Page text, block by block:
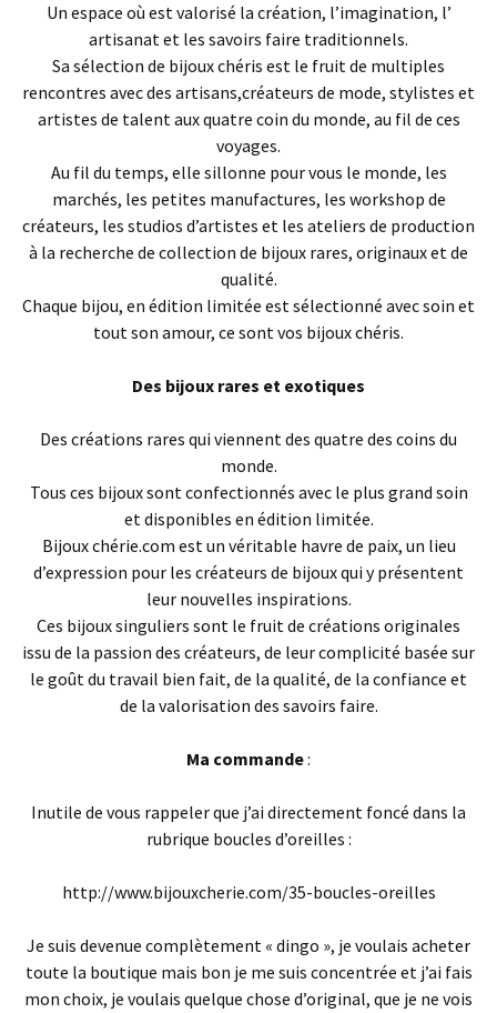
Un espace où est valorisé la création, l’imagination, l’
artisanat et les savoirs faire traditionnels.
Sa sélection de bijoux chéris est le fruit de multiples
rencontres avec des artisans,créateurs de mode, stylistes et
artistes de talent aux quatre coin du monde, au fil de ces
voyages.
Au fil du temps, elle sillonne pour vous le monde, les
marchés, les petites manufactures, les workshop de
créateurs, les studios d’artistes et les ateliers de production
à la recherche de collection de bijoux rares, originaux et de
qualité.
Chaque bijou, en édition limitée est sélectionné avec soin et
tout son amour, ce sont vos bijoux chéris.
Des bijoux rares et exotiques
Des créations rares qui viennent des quatre des coins du
monde.
Tous ces bijoux sont confectionnés avec le plus grand soin
et disponibles en édition limitée.
Bijoux chérie.com est un véritable havre de paix, un lieu
d’expression pour les créateurs de bijoux qui y présentent
leur nouvelles inspirations.
Ces bijoux singuliers sont le fruit de créations originales
issu de la passion des créateurs, de leur complicité basée sur
le goût du travail bien fait, de la qualité, de la confiance et
de la valorisation des savoirs faire.
Ma commande:
Inutile de vous rappeler que j’ai directement foncé dans la
rubrique boucles d’oreilles :
http://www.bijouxcherie.com/35-boucles-oreilles
Je suis devenue complètement « dingo », je voulais acheter
toute la boutique mais bon je me suis concentrée et j’ai fais
mon choix, je voulais quelque chose d’original, que je ne vois